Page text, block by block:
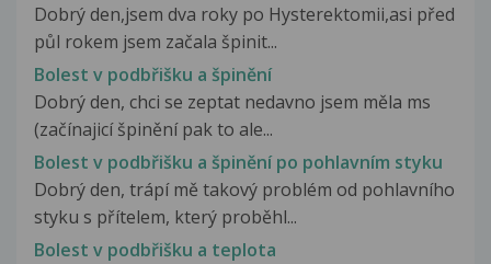
Dobrý den,jsem dva roky po Hysterektomii,asi před
půl rokem jsem začala špinit...
Bolest v podbřišku a špinění
Dobrý den, chci se zeptat nedavno jsem měla ms
(začínajicí špinění pak to ale...
Bolest v podbřišku a špinění po pohlavním styku
Dobrý den, trápí mě takový problém od pohlavního
styku s přítelem, který proběhl...
Bolest v podbřišku a teplota